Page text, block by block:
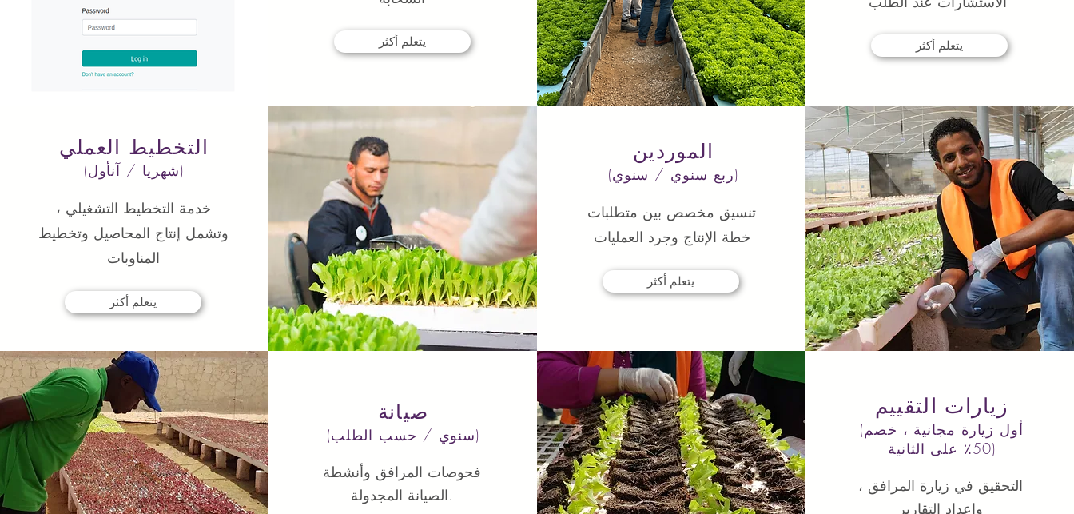
يتعلم أكثر يتعلم أكثر
التخطيط العملي
(شهريا / آنأول)
خدمة التخطيط التشغيلي ،
وتشمل إنتاج المحاصيل وتخطيط
المناوبات
يتعلم أكثر
الموردين
(ربع سنوي / سنوي)
تنسيق مخصص بين متطلبات
خطة الإنتاج وجرد العمليات
يتعلم أكثر
صيانة
(سنوي / حسب الطلب)
فحوصات المرافق وأنشطة
الصيانة المجدولة.
زيارات التقييم
(أول زيارة مجانية ، خصم
50٪ على الثانية)
التحقيق في زيارة المرافق ،
وإعداد التقارير